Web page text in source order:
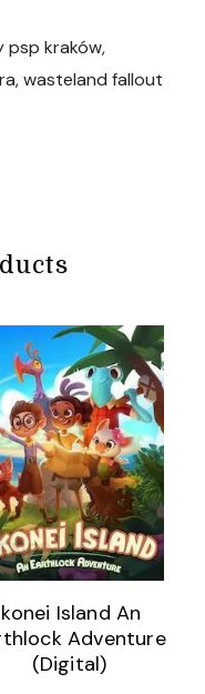
psp kraków,
wasteland fallout
Island An
Adventure
(Digital)